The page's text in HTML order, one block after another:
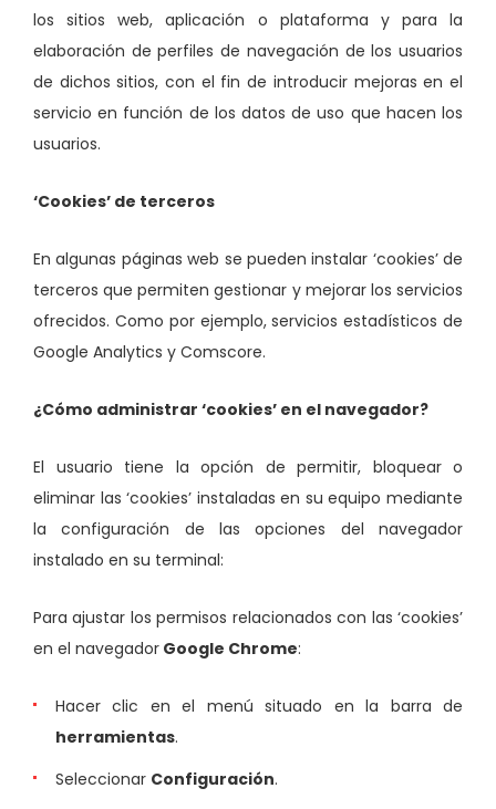
los sitios web, aplicación o plataforma y para la
elaboración de perfiles de navegación de los usuarios
de dichos sitios, con el fin de introducir mejoras en el
servicio en función de los datos de uso que hacen los
usuarios.
‘Cookies’ de terceros
En algunas páginas web se pueden instalar ‘cookies’ de
terceros que permiten gestionar y mejorar los servicios
ofrecidos. Como por ejemplo, servicios estadísticos de
Google Analytics y Comscore.
¿Cómo administrar ‘cookies’ en el navegador?
El usuario tiene la opción de permitir, bloquear o
eliminar las ‘cookies’ instaladas en su equipo mediante
la configuración de las opciones del navegador
instalado en su terminal:
Para ajustar los permisos relacionados con las ‘cookies’
en el navegador Google Chrome:
Hacer clic en el menú situado en la barra de
herramientas.
Seleccionar Configuración.